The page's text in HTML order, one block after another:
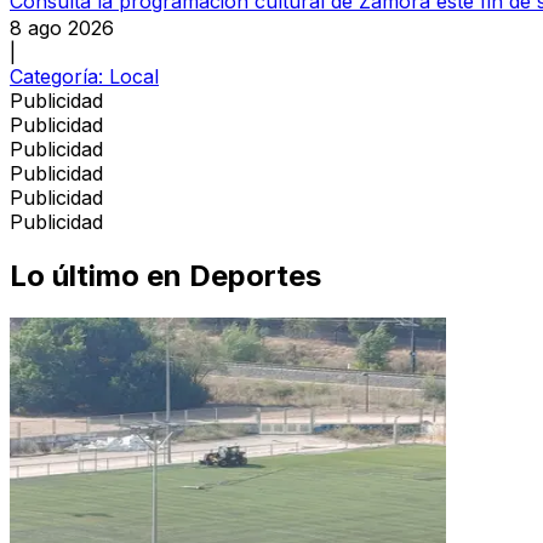
8 ago 2026
Categoría: Local
Publicidad
Publicidad
Publicidad
Publicidad
Publicidad
Publicidad
Lo último en Deportes